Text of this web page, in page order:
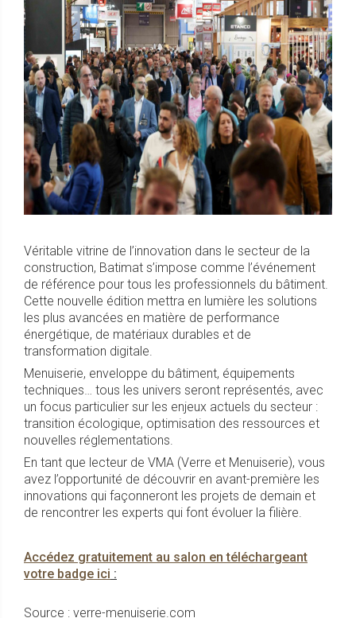
Véritable vitrine de l’innovation dans le secteur de la
construction, Batimat s’impose comme l’événement
de référence pour tous les professionnels du bâtiment.
Cette nouvelle édition mettra en lumière les solutions
les plus avancées en matière de performance
énergétique, de matériaux durables et de
transformation digitale.
Menuiserie, enveloppe du bâtiment, équipements
techniques… tous les univers seront représentés, avec
un focus particulier sur les enjeux actuels du secteur :
transition écologique, optimisation des ressources et
nouvelles réglementations.
En tant que lecteur de VMA (Verre et Menuiserie), vous
avez l’opportunité de découvrir en avant-première les
innovations qui façonneront les projets de demain et
de rencontrer les experts qui font évoluer la filière.
Accédez gratuitement au salon en téléchargeant
votre badge ici :
Source : verre-menuiserie.com